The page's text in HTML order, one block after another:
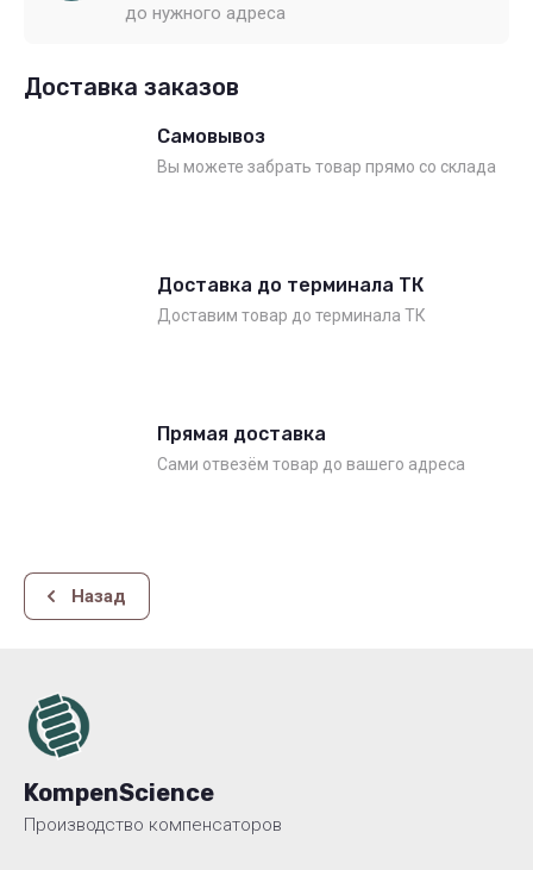
до нужного адреса
Доставка заказов
Самовывоз
Вы можете забрать товар прямо со склада
Доставка до терминала ТК
Доставим товар до терминала ТК
Прямая доставка
Сами отвезём товар до вашего адреса
Назад
KompenScience
Производство компенсаторов